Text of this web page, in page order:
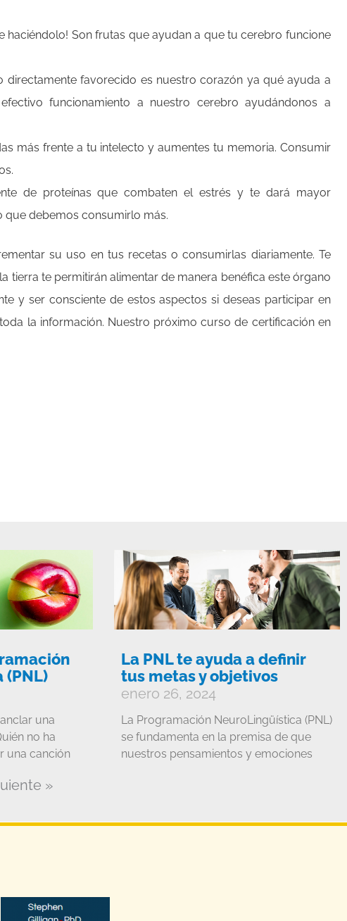
haciéndolo! Son frutas que ayudan a que tu cerebro funcione
favorecido es nuestro corazón ya qué ayuda a
funcionamiento a nuestro cerebro ayudándonos a
más frente a tu intelecto y aumentes tu memoria. Consumir
de proteínas que combaten el estrés y te dará mayor
que debemos consumirlo más.
su uso en tus recetas o consumirlas diariamente. Te
te permitirán alimentar de manera benéfica este órgano
y ser consciente de estos aspectos si deseas participar en
la información. Nuestro próximo curso de certificación en
una
no ha
una canción
La PNL te ayuda a definir
tus metas y objetivos
enero 26, 2024
La Programación NeuroLingüística (PNL)
se fundamenta en la premisa de que
nuestros pensamientos y emociones
»